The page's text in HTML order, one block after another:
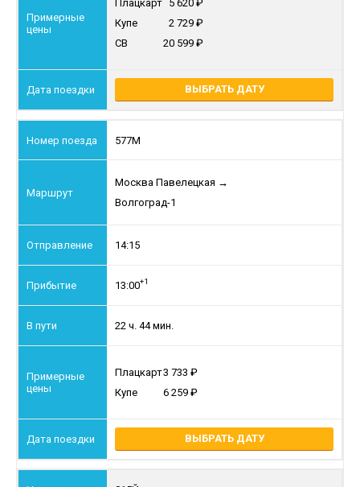
Плацкарт 5 620
Купе
2 729
СВ
20 599
ВЫБРАТЬ ДАТУ
577М
Москва Павелецкая →
Волгоград-1
14:15
13:00+1
22 ч. 44 мин.
Плацкарт3 733
Купе
6 259
ВЫБРАТЬ ДАТУ